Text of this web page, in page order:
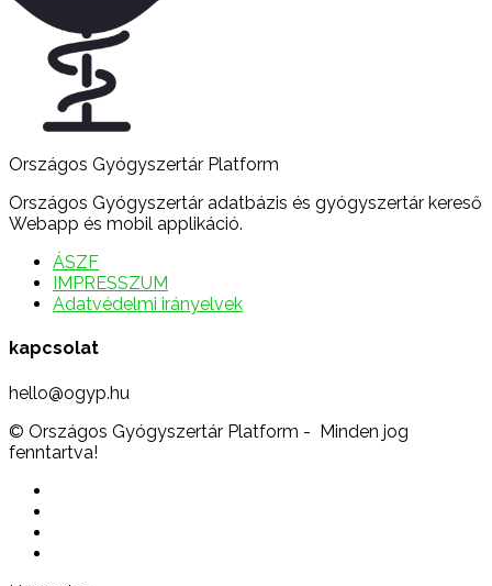
Országos Gyógyszertár Platform
Országos Gyógyszertár adatbázis és gyógyszertár kereső
Webapp és mobil applikáció.
ÁSZF
IMPRESSZUM
Adatvédelmi irányelvek
kapcsolat
hello@ogyp.hu
© Országos Gyógyszertár Platform - Minden jog
fenntartva!